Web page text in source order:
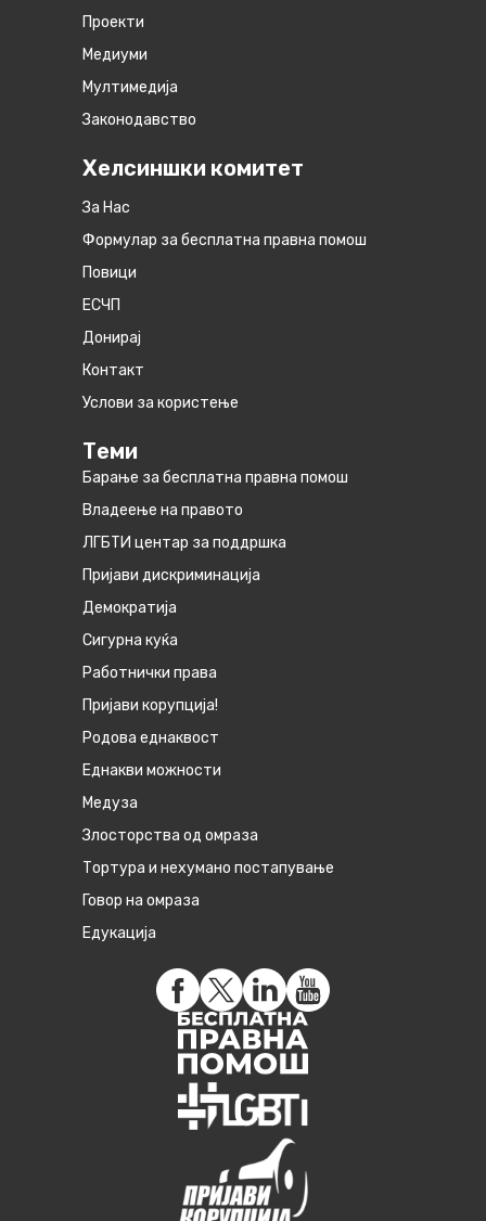
Проекти
Медиуми
Мултимедија
Законодавство
Хелсиншки комитет
За Нас
Формулар за бесплатна правна помош
Повици
ЕСЧП
Донирај
Контакт
Услови за користење
Теми
Барање за бесплатна правна помош
Владеење на правото
ЛГБТИ центар за поддршка
Пријави дискриминација
Демократија
Сигурна куќа
Работнички права
Пријави корупција!
Родова еднаквост
Eднакви можности
Медуза
Злосторства од омраза
Тортура и нехумано постапување
Говор на омраза
Едукација